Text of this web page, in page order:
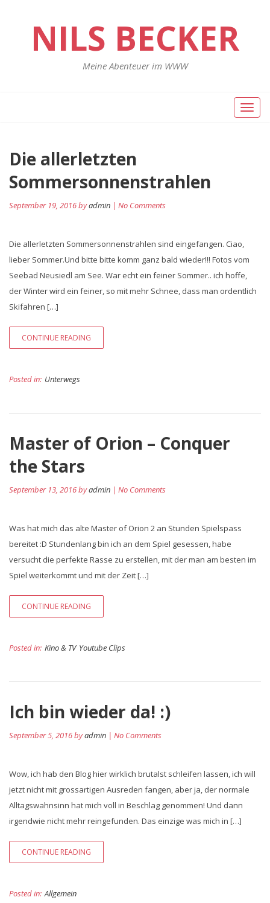
NILS BECKER
Meine Abenteuer im WWW
Toggle
Die allerletzten
Sommersonnenstrahlen
September 19, 2016 byadmin | No Comments
Die allerletzten Sommersonnenstrahlen sind eingefangen. Ciao,
lieber Sommer.Und bitte bitte komm ganz bald wieder!!! Fotos vom
Seebad Neusiedl am See. War echt ein feiner Sommer.. ich hoffe,
der Winter wird ein feiner, so mit mehr Schnee, dass man ordentlich
Skifahren […]
CONTINUE READING
Posted in: Unterwegs
Master of Orion – Conquer
the Stars
September 13, 2016 byadmin | No Comments
Was hat mich das alte Master of Orion 2 an Stunden Spielspass
bereitet :D Stundenlang bin ich an dem Spiel gesessen, habe
versucht die perfekte Rasse zu erstellen, mit der man am besten im
Spiel weiterkommt und mit der Zeit […]
CONTINUE READING
Posted in: Kino & TV Youtube Clips
Ich bin wieder da! :)
September 5, 2016 byadmin | No Comments
Wow, ich hab den Blog hier wirklich brutalst schleifen lassen, ich will
jetzt nicht mit grossartigen Ausreden fangen, aber ja, der normale
Alltagswahnsinn hat mich voll in Beschlag genommen! Und dann
irgendwie nicht mehr reingefunden. Das einzige was mich in […]
CONTINUE READING
Posted in: Allgemein